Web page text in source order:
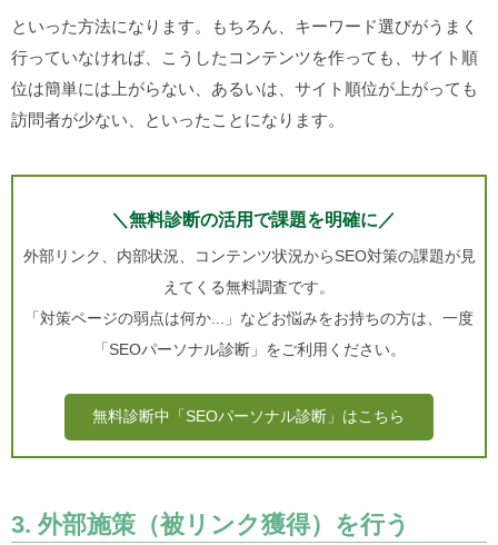
といった方法になります。もちろん、キーワード選びがうまく
行っていなければ、こうしたコンテンツを作っても、サイト順
位は簡単には上がらない、あるいは、サイト順位が上がっても
訪問者が少ない、といったことになります。
＼無料診断の活用で課題を明確に／
外部リンク、内部状況、コンテンツ状況からSEO対策の課題が見
えてくる無料調査です。
「対策ページの弱点は何か...」などお悩みをお持ちの方は、一度
「SEOパーソナル診断」をご利用ください。
無料診断中「SEOパーソナル診断」はこちら
3. 外部施策（被リンク獲得）を行う